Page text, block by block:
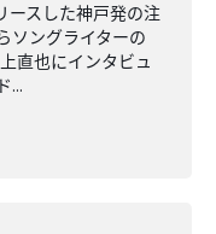
ースした神戸発の注
ソングライターの
直也にインタビュ
...